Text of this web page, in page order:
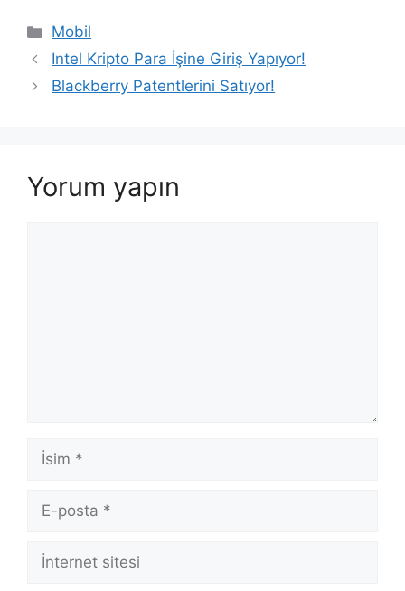
Kategoriler
Mobil
Intel Kripto Para İşine Giriş Yapıyor!
Blackberry Patentlerini Satıyor!
Yorum yapın
İsim
posta
İnternet